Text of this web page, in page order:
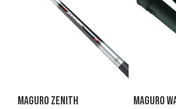
Maguro Zenith Maguro